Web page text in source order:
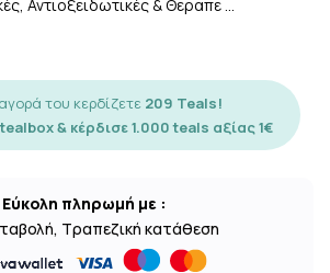
Αντιοξειδωτικές & Θεραπε …
του κερδίζετε209 Teals!
& κέρδισε 1.000 teals αξίας 1€
Εύκολη πληρωμή με :
Τραπεζική κατάθεση